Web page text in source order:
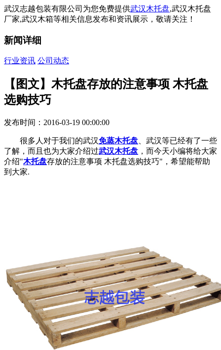
武汉志越包装有限公司为您免费提供武汉木托盘,武汉木托盘
厂家,武汉木箱等相关信息发布和资讯展示，敬请关注！
新闻详细
行业资讯 公司动态
【图文】木托盘存放的注意事项 木托盘
选购技巧
发布时间：2016-03-19 00:00:00
很多人对于我们的武汉免蒸木托盘 、武汉等已经有了一些
了解，而且也为大家介绍过武汉木托盘 ，而今天小编将给大家
介绍"木托盘存放的注意事项 木托盘选购技巧"，希望能帮助
到大家.